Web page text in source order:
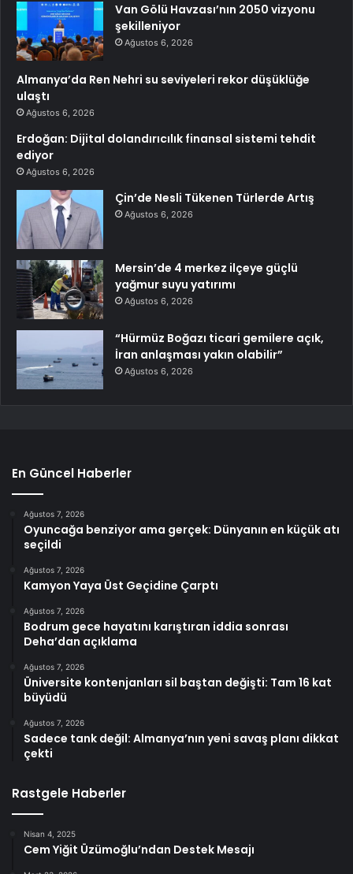
Van Gölü Havzası’nın 2050 vizyonu
şekilleniyor
Ağustos 6, 2026
Almanya’da Ren Nehri su seviyeleri rekor düşüklüğe
ulaştı
Ağustos 6, 2026
Erdoğan: Dijital dolandırıcılık finansal sistemi tehdit
ediyor
Ağustos 6, 2026
Çin’de Nesli Tükenen Türlerde Artış
Ağustos 6, 2026
Mersin’de 4 merkez ilçeye güçlü
yağmur suyu yatırımı
Ağustos 6, 2026
“Hürmüz Boğazı ticari gemilere açık,
İran anlaşması yakın olabilir”
Ağustos 6, 2026
En Güncel Haberler
Ağustos 7, 2026
Oyuncağa benziyor ama gerçek: Dünyanın en küçük atı
seçildi
Ağustos 7, 2026
Kamyon Yaya Üst Geçidine Çarptı
Ağustos 7, 2026
Bodrum gece hayatını karıştıran iddia sonrası
Deha’dan açıklama
Ağustos 7, 2026
Üniversite kontenjanları sil baştan değişti: Tam 16 kat
büyüdü
Ağustos 7, 2026
Sadece tank değil: Almanya’nın yeni savaş planı dikkat
çekti
Rastgele Haberler
Nisan 4, 2025
Cem Yiğit Üzümoğlu’ndan Destek Mesajı